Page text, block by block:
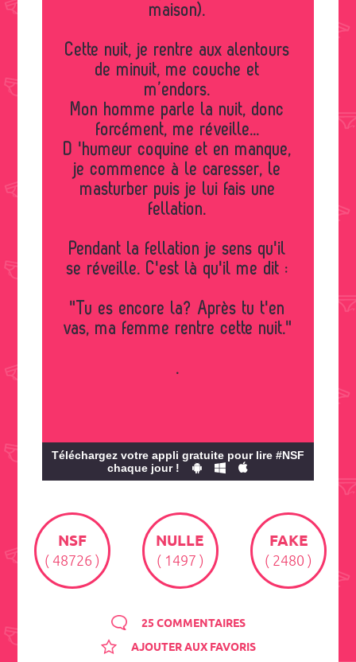
maison).
Cette nuit, je rentre aux alentours
de minuit, me couche et
m’endors.
Mon homme parle la nuit, donc
forcément, me réveille...
D 'humeur coquine et en manque,
je commence à le caresser, le
masturber puis je lui fais une
fellation.
Pendant la fellation je sens qu'il
se réveille. C'est là qu'il me dit :
"Tu es encore la? Après tu t'en
vas, ma femme rentre cette nuit."
.
Téléchargez votre appli gratuite pour lire #NSF
chaque jour !
NSF
( 48726 )
NULLE
( 1497 )
FAKE
( 2480 )
25 COMMENTAIRES
AJOUTER AUX FAVORIS